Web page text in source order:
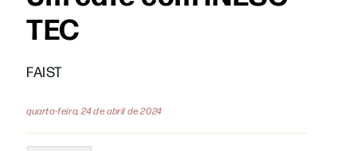
TEC
FAIST
quarta-feira, 24 de abril de 2024